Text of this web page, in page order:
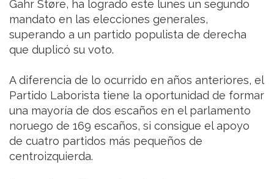
Gahr Støre, ha logrado este lunes un segundo
mandato en las elecciones generales,
superando a un partido populista de derecha
que duplicó su voto.
A diferencia de lo ocurrido en años anteriores, el
Partido Laborista tiene la oportunidad de formar
una mayoría de dos escaños en el parlamento
noruego de 169 escaños, si consigue el apoyo
de cuatro partidos más pequeños de
centroizquierda.